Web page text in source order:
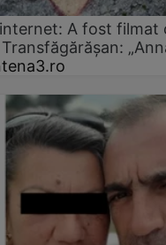
A fost filmat